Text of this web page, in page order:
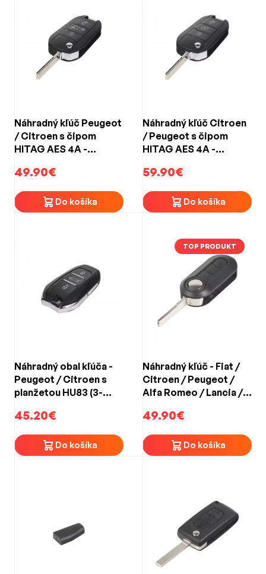
Náhradný kľúč Peugeot
/ Citroen s čipom
HITAG AES 4A -
tlačidlový)
49.90€
Do košíka
Náhradný kľúč Citroen
/ Peugeot s čipom
HITAG AES 4A -
tlačidlový)
59.90€
Do košíka
Náhradný obal kľúča -
Peugeot / Citroen s
planžetou HU83 (3-
45.20€
Do košíka
TOP PRODUKT
Náhradný kľúč - Fiat /
Citroen / Peugeot /
Alfa Romeo / Lancia /
tlačidlový
49.90€
Do košíka